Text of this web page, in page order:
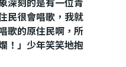
深刻的是有一位青
民很會唱歌，我就
歌的原住民啊，所
！」少年笑笑地抱